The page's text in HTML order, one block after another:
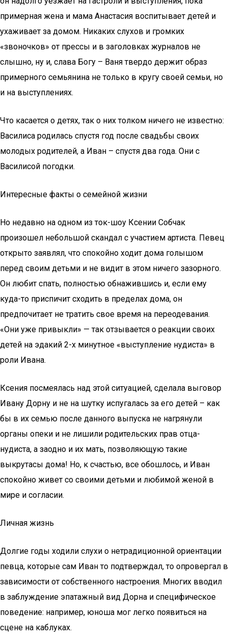
примерная жена и мама Анастасия воспитывает детей и
ухаживает за домом. Никаких слухов и громких
«звоночков» от прессы и в заголовках журналов не
слышно, ну и, слава Богу – Ваня твердо держит образ
примерного семьянина не только в кругу своей семьи, но
и на выступлениях.
Что касается о детях, так о них толком ничего не известно:
Василиса родилась спустя год после свадьбы своих
молодых родителей, а Иван – спустя два года. Они с
Василисой погодки.
Интересные факты о семейной жизни
Но недавно на одном из ток-шоу Ксении Собчак
произошел небольшой скандал с участием артиста. Певец
открыто заявлял, что спокойно ходит дома голышом
перед своим детьми и не видит в этом ничего зазорного.
Он любит спать, полностью обнажившись и, если ему
куда-то приспичит сходить в пределах дома, он
предпочитает не тратить свое время на переодевания.
«Они уже привыкли» — так отзывается о реакции своих
детей на эдакий 2-х минутное «выступление нудиста» в
роли Ивана.
Ксения посмеялась над этой ситуацией, сделала выговор
Ивану Дорну и не на шутку испугалась за его детей – как
бы в их семью после данного выпуска не нагрянули
органы опеки и не лишили родительских прав отца-
нудиста, а заодно и их мать, позволяющую такие
выкрутасы дома! Но, к счастью, все обошлось, и Иван
спокойно живет со своими детьми и любимой женой в
мире и согласии.
Личная жизнь
Долгие годы ходили слухи о нетрадиционной ориентации
певца, которые сам Иван то подтверждал, то опровергал в
зависимости от собственного настроения. Многих вводил
в заблуждение эпатажный вид Дорна и специфическое
поведение: например, юноша мог легко появиться на
сцене на каблуках.